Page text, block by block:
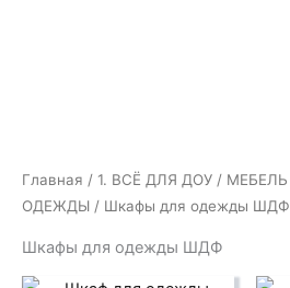
Главная / 1. ВСЁ ДЛЯ ДОУ / МЕБЕЛЬ
ОДЕЖДЫ / Шкафы для одежды ШДФ
Шкафы для одежды ШДФ